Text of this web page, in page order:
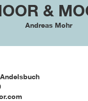
&
Andreas Mohr
Andelsbuch